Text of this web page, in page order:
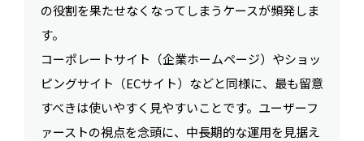
の役割を果たせなくなってしまうケースが頻発しま
す。
コーポレートサイト（企業ホームページ）やショッ
ピングサイト（ECサイト）などと同様に、最も留意
すべきは使いやすく見やすいことです。ユーザーフ
ァーストの視点を念頭に、中長期的な運用を見据え